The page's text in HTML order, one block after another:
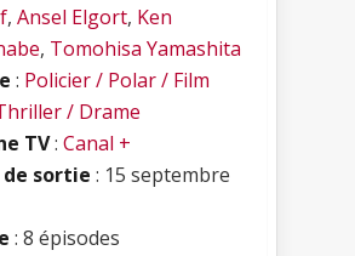
, Ansel Elgort, Ken
, Tomohisa Yamashita
: Policier / Polar / Film
/ Drame
TV: Canal +
sortie : 15 septembre
: 8 épisodes